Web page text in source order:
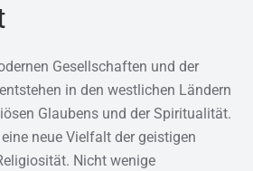
Gesellschaften und der
in den westlichen Ländern
Glaubens und der Spiritualität.
neue Vielfalt der geistigen
Nicht wenige